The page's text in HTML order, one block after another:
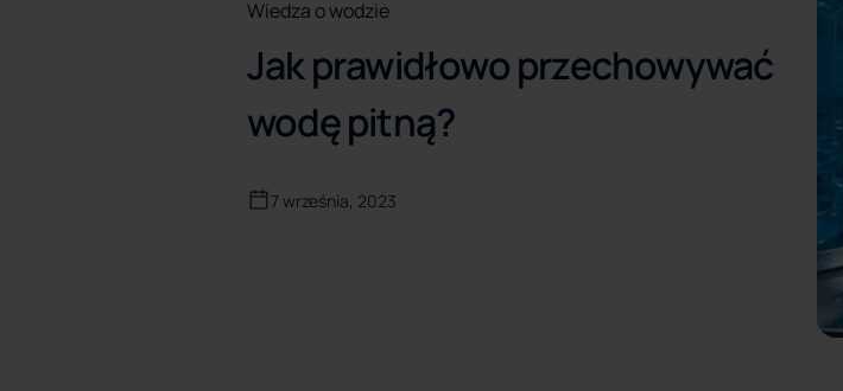
Wiedza o wodzie
Jak prawidłowo przechowywać
wodę pitną?
7 września, 2023